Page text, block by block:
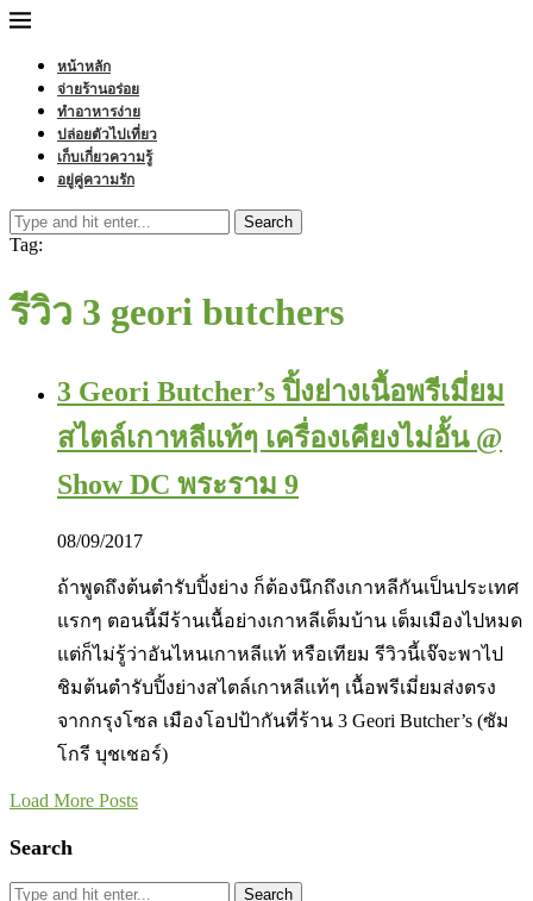
หน้าหลัก
จ่ายร้านอร่อย
ทำอาหารง่าย
ปล่อยตัวไปเที่ยว
เก็บเกี่ยวความรู้
อยู่คู่ความรัก
Search
Tag:
รีวิว 3 geori butchers
3 Geori Butcher’s ปิ้งย่างเนื้อพรีเมี่ยม
สไตล์เกาหลีแท้ๆ เครื่องเคียงไม่อั้น @
Show DC พระราม 9
08/09/2017
ถ้าพูดถึงต้นตำรับปิ้งย่าง ก็ต้องนึกถึงเกาหลีกันเป็นประเทศ
แรกๆ ตอนนี้มีร้านเนื้อย่างเกาหลีเต็มบ้าน เต็มเมืองไปหมด
แต่ก็ไม่รู้ว่าอันไหนเกาหลีแท้ หรือเทียม รีวิวนี้เจ๊จะพาไป
ชิมต้นตำรับปิ้งย่างสไตล์เกาหลีแท้ๆ เนื้อพรีเมี่ยมส่งตรง
จากกรุงโซล เมืองโอปป้ากันที่ร้าน 3 Geori Butcher’s (ซัม
โกรี บุชเชอร์)
Load More Posts
Search
Search